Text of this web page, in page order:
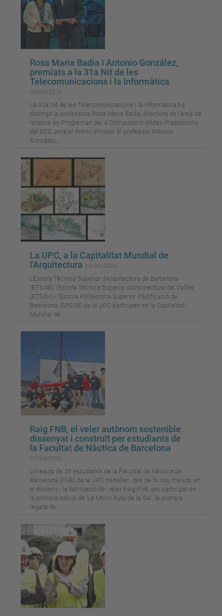
Rosa Maria Badia i Antonio González,
premiats a la 31a Nit de les
Telecomunicacions i la Informàtica
La 31a Nit de les Telecomunicacions i la Informàtica ha
distingit la professora Rosa Maria Badia, directora de l'àrea de
recerca en Programari per a Computació d'Altes Prestacions
del BSC, amb el Premi d’Honor. El professor Antonio
González,...
La UPC, a la Capitalitat Mundial de
l'Arquitectura
L'Escola Tècnica Superior d'Arquitectura de Barcelona
(ETSAB), l'Escola Tècnica Superior d'Arquitectura del Vallès
(ETSAV) i l'Escola Politècnica Superior d’Edificació de
Barcelona (EPSEB) de la UPC participen en la Capitalitat
Mundial de...
Raig FNB, el veler autònom sostenible
dissenyat i construït per estudiants de
la Facultat de Nàutica de Barcelona
Un equip de 26 estudiants de la Facultat de Nàutica de
Barcelona (FNB) de la UPC treballen, des de fa nou mesos, en
el disseny i la fabricació del veler Raig FNB, per participar en
la primera edició de ‘La Micro Ruta de la Sal’, la primera
regata de...